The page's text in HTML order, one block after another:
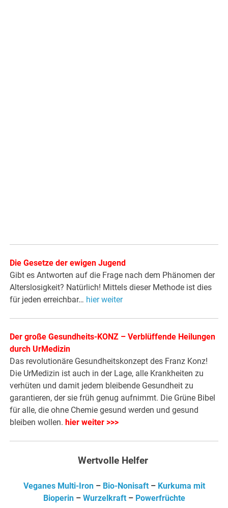
Die Gesetze der ewigen Jugend
Gibt es Antworten auf die Frage nach dem Phänomen der
Alterslosigkeit? Natürlich! Mittels dieser Methode ist dies
für jeden erreichbar… hier weiter
Der große Gesundheits-KONZ – Verblüffende Heilungen
durch UrMedizin
Das revolutionäre Gesundheitskonzept des Franz Konz!
Die UrMedizin ist auch in der Lage, alle Krankheiten zu
verhüten und damit jedem bleibende Gesundheit zu
garantieren, der sie früh genug aufnimmt. Die Grüne Bibel
für alle, die ohne Chemie gesund werden und gesund
bleiben wollen. hier weiter >>>
Wertvolle Helfer
Veganes Multi-Iron– Bio-Nonisaft– Kurkuma mit
Bioperin– Wurzelkraft– Powerfrüchte